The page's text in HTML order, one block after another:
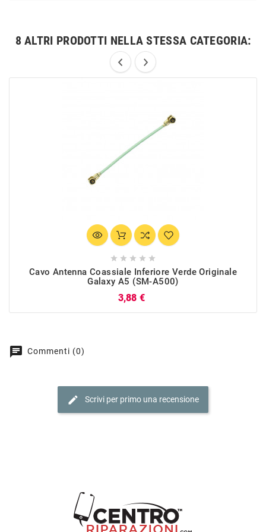
8 ALTRI PRODOTTI NELLA STESSA CATEGORIA:
    
Cavo Antenna Coassiale Inferiore Verde Originale
Galaxy A5 (SM-A500)
3,88 €
chat Commenti (0)
edit Scrivi per primo una recensione